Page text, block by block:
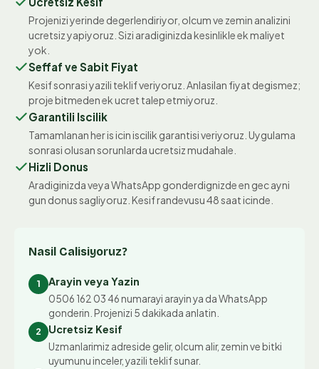
Projenizi yerinde degerlendiriyor, olcum ve zemin analizini
ucretsiz yapiyoruz. Sizi aradiginizda kesinlikle ek maliyet
yok.
Seffaf ve Sabit Fiyat
Kesif sonrasi yazili teklif veriyoruz. Anlasilan fiyat degismez;
proje bitmeden ek ucret talep etmiyoruz.
Garantili Iscilik
Tamamlanan her is icin iscilik garantisi veriyoruz. Uygulama
sonrasi olusan sorunlarda ucretsiz mudahale.
Hizli Donus
Aradiginizda veya WhatsApp gonderdignizde en gec ayni
gun donus sagliyoruz. Kesif randevusu 48 saat icinde.
Nasil Calisiyoruz?
1 Arayin veya Yazin
0506 162 03 46 numarayi arayin ya da WhatsApp
gonderin. Projenizi 5 dakikada anlatin.
2 Ucretsiz Kesif
Uzmanlarimiz adreside gelir, olcum alir, zemin ve bitki
uyumunu inceler, yazili teklif sunar.